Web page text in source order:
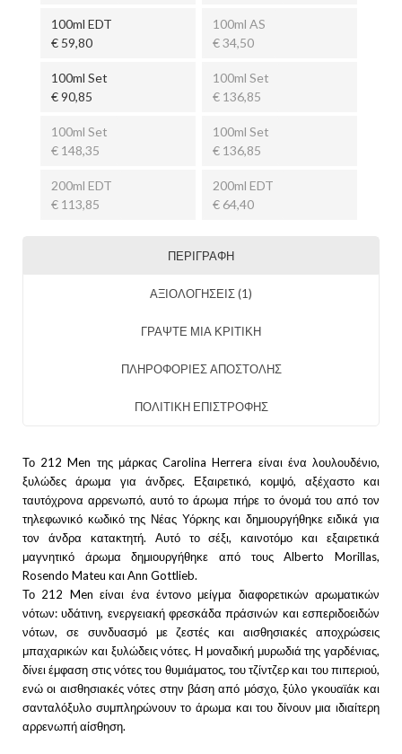
100ml EDT
€ 59,80
100ml AS
€ 34,50
100ml Set
€ 90,85
100ml Set
€ 136,85
100ml Set
€ 148,35
100ml Set
€ 136,85
200ml EDT
€ 113,85
200ml EDT
€ 64,40
ΠΕΡΙΓΡΑΦΉ
ΑΞΙΟΛΟΓΉΣΕΙΣ (1)
ΓΡΑΨΤΕ ΜΙΑ ΚΡΙΤΙΚΗ
ΠΛΗΡΟΦΟΡΙΕΣ ΑΠΟΣΤΟΛΗΣ
ΠΟΛΙΤΙΚΗ ΕΠΙΣΤΡΟΦΗΣ
Το 212 Men της μάρκας Carolina Herrera είναι ένα λουλουδένιο,
ξυλώδες άρωμα για άνδρες. Εξαιρετικό, κομψό, αξέχαστο και
ταυτόχρονα αρρενωπό, αυτό το άρωμα πήρε το όνομά του από τον
τηλεφωνικό κωδικό της Νέας Υόρκης και δημιουργήθηκε ειδικά για
τον άνδρα κατακτητή. Αυτό το σέξι, καινοτόμο και εξαιρετικά
μαγνητικό άρωμα δημιουργήθηκε από τους Alberto Morillas,
Rosendo Mateu και Ann Gottlieb.
Το 212 Men είναι ένα έντονο μείγμα διαφορετικών αρωματικών
νότων: υδάτινη, ενεργειακή φρεσκάδα πράσινών και εσπεριδοειδών
νότων, σε συνδυασμό με ζεστές και αισθησιακές αποχρώσεις
μπαχαρικών και ξυλώδεις νότες. Η μοναδική μυρωδιά της γαρδένιας,
δίνει έμφαση στις νότες του θυμιάματος, του τζίντζερ και του πιπεριού,
ενώ οι αισθησιακές νότες στην βάση από μόσχο, ξύλο γκουαϊάκ και
σανταλόξυλο συμπληρώνουν το άρωμα και του δίνουν μια ιδιαίτερη
αρρενωπή αίσθηση.